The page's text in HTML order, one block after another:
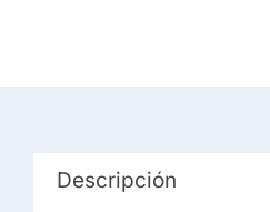
Descripción